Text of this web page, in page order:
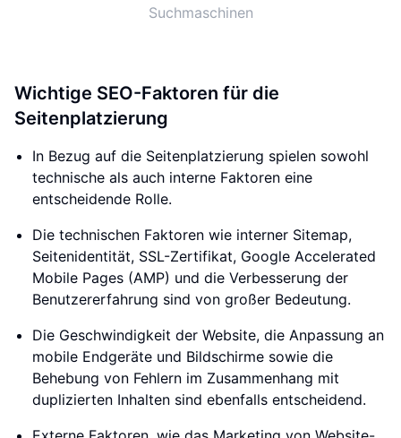
Suchmaschinen
Wichtige SEO-Faktoren für die
Seitenplatzierung
In Bezug auf die Seitenplatzierung spielen sowohl
technische als auch interne Faktoren eine
entscheidende Rolle.
Die technischen Faktoren wie interner Sitemap,
Seitenidentität, SSL-Zertifikat, Google Accelerated
Mobile Pages (AMP) und die Verbesserung der
Benutzererfahrung sind von großer Bedeutung.
Die Geschwindigkeit der Website, die Anpassung an
mobile Endgeräte und Bildschirme sowie die
Behebung von Fehlern im Zusammenhang mit
duplizierten Inhalten sind ebenfalls entscheidend.